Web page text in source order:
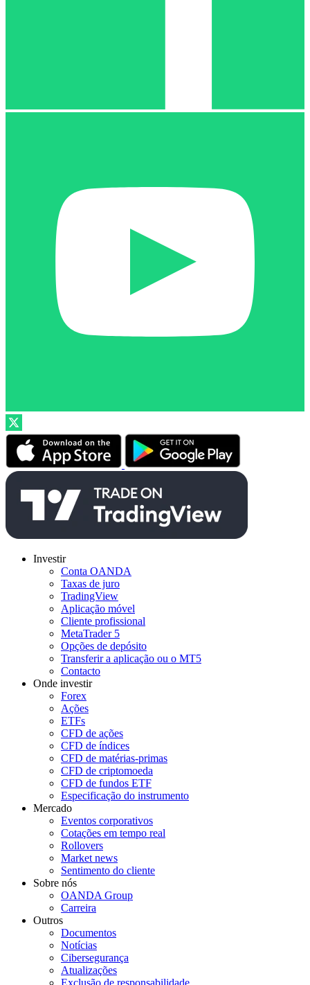
Investir
Conta OANDA
Taxas de juro
TradingView
Aplicação móvel
Cliente profissional
MetaTrader 5
Opções de depósito
Transferir a aplicação ou o MT5
Contacto
Onde investir
Forex
Ações
ETFs
CFD de ações
CFD de índices
CFD de matérias-primas
CFD de criptomoeda
CFD de fundos ETF
Especificação do instrumento
Mercado
Eventos corporativos
Cotações em tempo real
Rollovers
Market news
Sentimento do cliente
Sobre nós
OANDA Group
Carreira
Outros
Documentos
Notícias
Cibersegurança
Atualizações
Exclusão de responsabilidade